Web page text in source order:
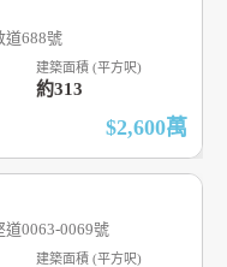
道688號
建築面積 (平方呎)
約313
$2,600萬
道0063-0069號
建築面積 (平方呎)